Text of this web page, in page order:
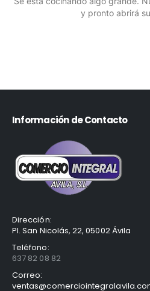
y pronto abrirá
Información de Contacto
Dirección:
Pl. San Nicolás, 22, 05002 Ávila
Teléfono:
637 82 08 82
Correo: